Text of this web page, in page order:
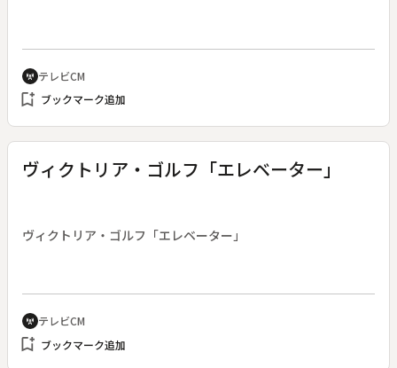
cell_tower テレビCM
bookmark_add ブックマーク追加
ヴィクトリア・ゴルフ「エレベーター」
ヴィクトリア・ゴルフ「エレベーター」
cell_tower テレビCM
bookmark_add ブックマーク追加